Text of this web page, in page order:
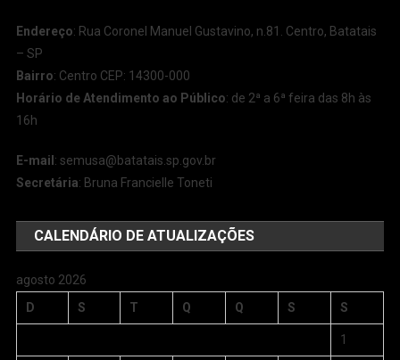
Endereço: Rua Coronel Manuel Gustavino, n.81. Centro, Batatais
– SP
Bairro: Centro CEP: 14300-000
Horário de Atendimento ao Público: de 2ª a 6ª feira das 8h às
16h
E-mail :semusa@batatais.sp.gov.br
Secretária: Bruna Francielle Toneti
CALENDÁRIO DE ATUALIZAÇÕES
agosto 2026
D
S T Q Q S S
1